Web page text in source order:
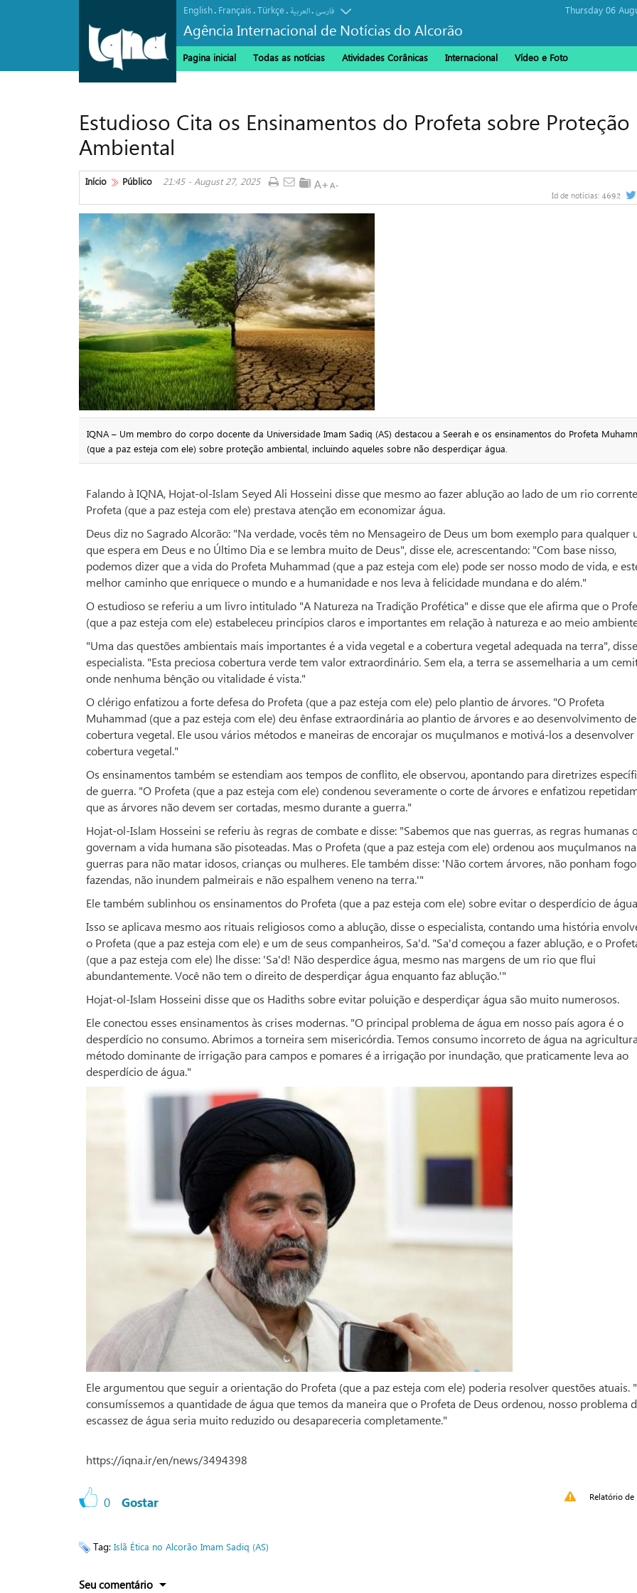
English. Français.Türkçe. العربیة.فارسی
Agência Internacional de Notícias do Alcorão
Thursday 06
Pagina inicial Todas as notícias Atividades Corânicas Internacional Vídeo e Foto
Estudioso Cita os Ensinamentos do Profeta sobre Proteção
Ambiental
Início Público 21:45 - August 27, 2025
Id de notícias: 4692
IQNA – Um membro do corpo docente da Universidade Imam Sadiq (AS) destacou a Seerah e os ensinamentos do Profeta
(que a paz esteja com ele) sobre proteção ambiental, incluindo aqueles sobre não desperdiçar água.
Falando à IQNA, Hojat-ol-Islam Seyed Ali Hosseini disse que mesmo ao fazer ablução ao lado de um rio
Profeta (que a paz esteja com ele) prestava atenção em economizar água.
Deus diz no Sagrado Alcorão: "Na verdade, vocês têm no Mensageiro de Deus um bom exemplo para qualquer
que espera em Deus e no Último Dia e se lembra muito de Deus", disse ele, acrescentando: "Com base nisso,
podemos dizer que a vida do Profeta Muhammad (que a paz esteja com ele) pode ser nosso modo de vida, e
melhor caminho que enriquece o mundo e a humanidade e nos leva à felicidade mundana e do além."
O estudioso se referiu a um livro intitulado "A Natureza na Tradição Profética" e disse que ele afirma que o
(que a paz esteja com ele) estabeleceu princípios claros e importantes em relação à natureza e ao meio
"Uma das questões ambientais mais importantes é a vida vegetal e a cobertura vegetal adequada na terra",
especialista. "Esta preciosa cobertura verde tem valor extraordinário. Sem ela, a terra se assemelharia a um
onde nenhuma bênção ou vitalidade é vista."
O clérigo enfatizou a forte defesa do Profeta (que a paz esteja com ele) pelo plantio de árvores. "O Profeta
Muhammad (que a paz esteja com ele) deu ênfase extraordinária ao plantio de árvores e ao desenvolvimento
cobertura vegetal. Ele usou vários métodos e maneiras de encorajar os muçulmanos e motivá-los a desenvolver
cobertura vegetal."
Os ensinamentos também se estendiam aos tempos de conflito, ele observou, apontando para diretrizes
de guerra. "O Profeta (que a paz esteja com ele) condenou severamente o corte de árvores e enfatizou
que as árvores não devem ser cortadas, mesmo durante a guerra."
Hojat-ol-Islam Hosseini se referiu às regras de combate e disse: "Sabemos que nas guerras, as regras humanas
governam a vida humana são pisoteadas. Mas o Profeta (que a paz esteja com ele) ordenou aos muçulmanos
guerras para não matar idosos, crianças ou mulheres. Ele também disse: 'Não cortem árvores, não ponham
fazendas, não inundem palmeirais e não espalhem veneno na terra.'"
Ele também sublinhou os ensinamentos do Profeta (que a paz esteja com ele) sobre evitar o desperdício de
Isso se aplicava mesmo aos rituais religiosos como a ablução, disse o especialista, contando uma história
o Profeta (que a paz esteja com ele) e um de seus companheiros, Sa'd. "Sa'd começou a fazer ablução, e o
(que a paz esteja com ele) lhe disse: 'Sa'd! Não desperdice água, mesmo nas margens de um rio que flui
abundantemente. Você não tem o direito de desperdiçar água enquanto faz ablução.'"
Hojat-ol-Islam Hosseini disse que os Hadiths sobre evitar poluição e desperdiçar água são muito numerosos.
Ele conectou esses ensinamentos às crises modernas. "O principal problema de água em nosso país agora é o
desperdício no consumo. Abrimos a torneira sem misericórdia. Temos consumo incorreto de água na
método dominante de irrigação para campos e pomares é a irrigação por inundação, que praticamente leva ao
desperdício de água."
Ele argumentou que seguir a orientação do Profeta (que a paz esteja com ele) poderia resolver questões atuais.
consumíssemos a quantidade de água que temos da maneira que o Profeta de Deus ordenou, nosso problema
escassez de água seria muito reduzido ou desapareceria completamente."
https://iqna.ir/en/news/3494398
0 Gostar Relatório de
Tag: Islã Ética no Alcorão Imam Sadiq (AS)
Seu comentário